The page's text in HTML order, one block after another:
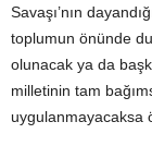
Savaşı’nın
toplumun önünde
olunacak ya da
milletinin tam
uygulanmayacaksa